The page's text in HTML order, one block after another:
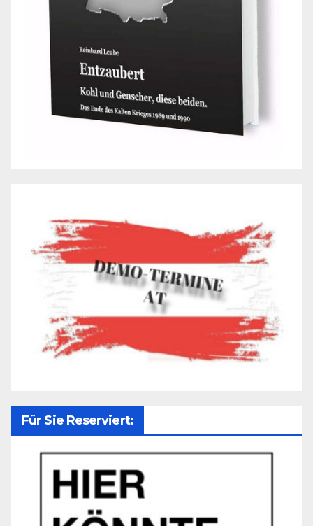
Für Sie Reserviert: